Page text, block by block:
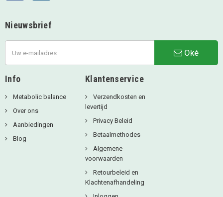
Nieuwsbrief
Oké
Info
Metabolic balance
Over ons
Aanbiedingen
Blog
Klantenservice
Verzendkosten en
levertijd
Privacy Beleid
Betaalmethodes
Algemene
voorwaarden
Retourbeleid en
Klachtenafhandeling